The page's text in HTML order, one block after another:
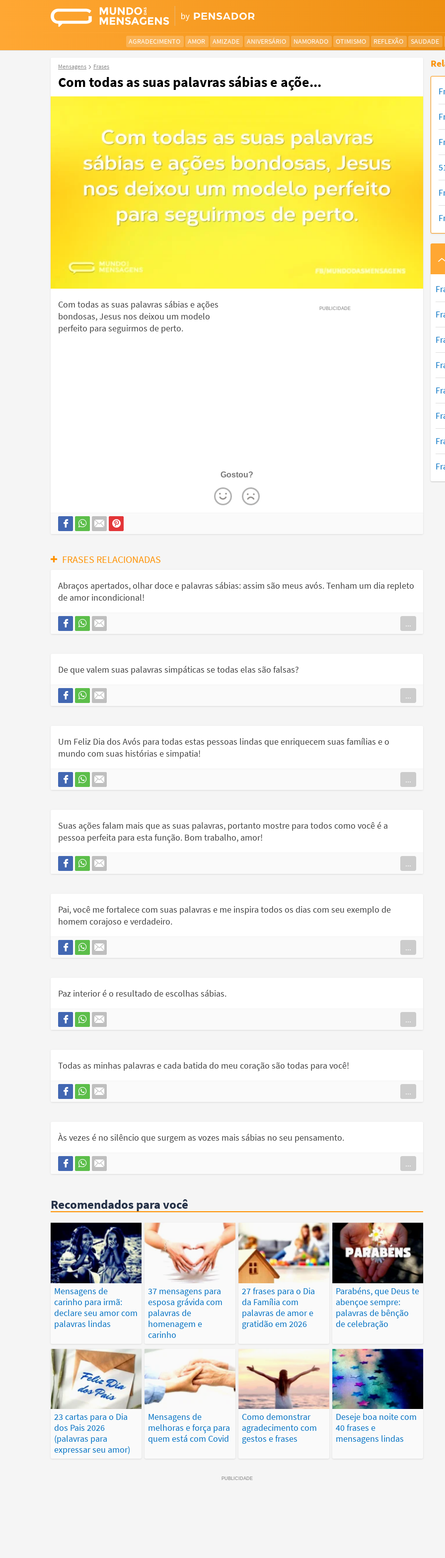
AGRADECIMENTO AMOR AMIZADE ANIVERSÁRIO NAMORADO OTIMISMO REFLEXÃO SAUDADE
Mensagens Frases
Com todas as suas palavras sábias e açõe...
Com todas as suas palavras sábias e ações
bondosas, Jesus nos deixou um modelo
perfeito para seguirmos de perto.
Gostou?
FRASES RELACIONADAS
Abraços apertados, olhar doce e palavras sábias: assim são meus avós. Tenham um dia repleto
de amor incondicional!
...
De que valem suas palavras simpáticas se todas elas são falsas?
...
Um Feliz Dia dos Avós para todas estas pessoas lindas que enriquecem suas famílias e o
mundo com suas histórias e simpatia!
...
Suas ações falam mais que as suas palavras, portanto mostre para todos como você é a
pessoa perfeita para esta função. Bom trabalho, amor!
...
Pai, você me fortalece com suas palavras e me inspira todos os dias com seu exemplo de
homem corajoso e verdadeiro.
...
Paz interior é o resultado de escolhas sábias.
...
Todas as minhas palavras e cada batida do meu coração são todas para você!
...
Às vezes é no silêncio que surgem as vozes mais sábias no seu pensamento.
...
Recomendados para você
Mensagens de
carinho para irmã:
declare seu amor com
palavras lindas
37 mensagens para
esposa grávida com
palavras de
homenagem e
carinho
27 frases para o Dia
da Família com
palavras de amor e
gratidão em 2026
Parabéns, que Deus te
abençoe sempre:
palavras de bênção
de celebração
23 cartas para o Dia
dos Pais 2026
(palavras para
expressar seu amor)
Mensagens de
melhoras e força para
quem está com Covid
Como demonstrar
agradecimento com
gestos e frases
Deseje boa noite com
40 frases e
mensagens lindas